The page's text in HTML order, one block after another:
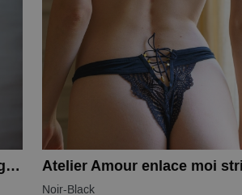
Atelier Amour après-minuit beugelbh Atelier Amour enlace moi
Noir-Black